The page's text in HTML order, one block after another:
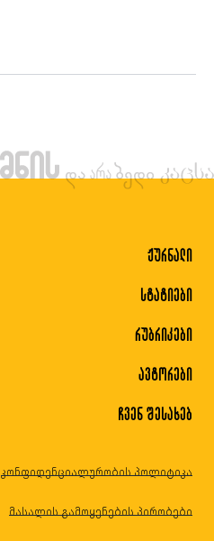
ჟურნალი
სტატიები
რუბრიკები
ავტორები
ჩვენ შესახებ
კონფიდენციალურობის პოლიტიკა
მასალის გამოყენების პირობები